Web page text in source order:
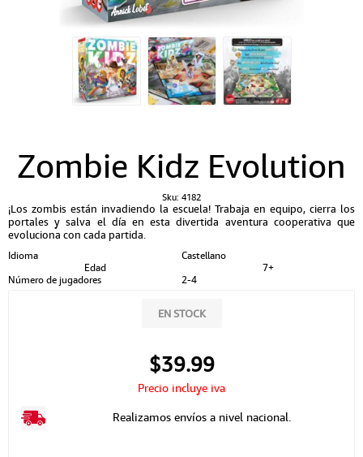
Zombie Kidz Evolution
Sku: 4182
¡Los zombis están invadiendo la escuela! Trabaja en equipo, cierra los
portales y salva el día en esta divertida aventura cooperativa que
evoluciona con cada partida.
Idioma
Castellano
Edad
7+
Número de jugadores
2-4
EN STOCK
$39.99
Precio incluye iva
Realizamos envíos a nivel nacional.